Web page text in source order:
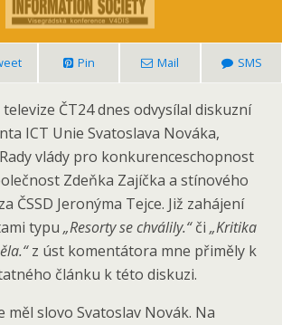
Pin Mail SMS
ČT24 dnes odvysílal diskuzní
ICT Unie Svatoslava Nováka,
vlády pro konkurenceschopnost
Zdeňka Zajíčka a stínového
ČSSD Jeronýma Tejce. Již zahájení
typu „Resorty se chválily.“či „Kritika
z úst komentátora mne přiměly k
článku k této diskuzi.
měl slovo Svatoslav Novák. Na